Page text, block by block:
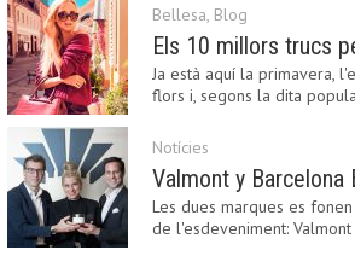
Bellesa, Blog
Ja està aquí la primavera,
flors i, segons la dita
Notícies
Les dues marques es
de l'esdeveniment: